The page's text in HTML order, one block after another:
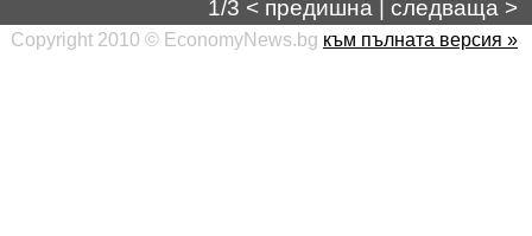
1/3 < предишна | следваща >
Copyright 2010 © EconomyNews.bg към пълната версия »